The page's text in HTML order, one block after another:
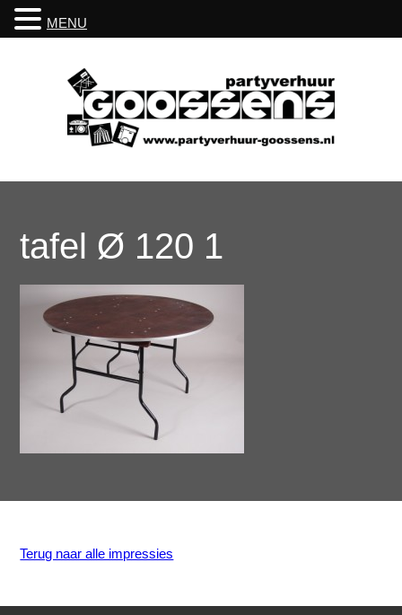
tafel Ø 120 1
Terug naar alle impressies
MENU